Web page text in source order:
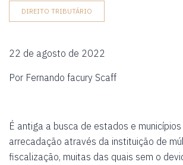
DIREITO TRIBUTÁRIO
22 de agosto de 2022
Por Fernando facury Scaff
É antiga a busca de estados e
arrecadação através da instituição de
fiscalização, muitas das quais sem o